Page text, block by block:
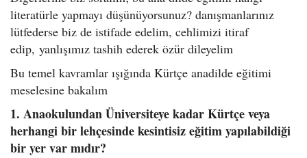
literatürle yapmayı düşünüyorsunuz? danışmanlarınız
lütfederse biz de istifade edelim, cehlimizi itiraf
edip, yanlışımız tashih ederek özür dileyelim
Bu temel kavramlar ışığında Kürtçe anadilde eğitimi
meselesine bakalım
1. Anaokulundan Üniversiteye kadar Kürtçe veya
herhangi bir lehçesinde kesintisiz eğitim yapılabildiği
bir yer var mıdır?